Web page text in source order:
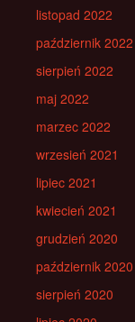
listopad 2022
październik 2022
sierpień 2022
maj 2022
marzec 2022
wrzesień 2021
lipiec 2021
kwiecień 2021
grudzień 2020
październik 2020
sierpień 2020